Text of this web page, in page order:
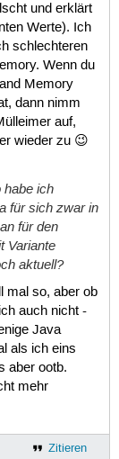
und erklärt
Werte). Ich
schlechteren
Wenn du
Memory
dann nimm
auf,
wieder zu 😉
habe ich
für sich zwar in
für den
Variante
aktuell?
mal so, aber ob
auch nicht -
Java
als ich eins
aber ootb.
mehr
Zitieren